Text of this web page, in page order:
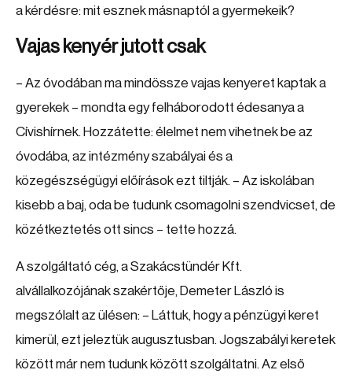
a kérdésre: mit esznek másnaptól a gyermekeik?
Vajas kenyér jutott csak
– Az óvodában ma mindössze vajas kenyeret kaptak a
gyerekek – mondta egy felháborodott édesanya a
Cívishírnek. Hozzátette: élelmet nem vihetnek be az
óvodába, az intézmény szabályai és a
közegészségügyi előírások ezt tiltják. – Az iskolában
kisebb a baj, oda be tudunk csomagolni szendvicset, de
közétkeztetés ott sincs – tette hozzá.
A szolgáltató cég, a Szakácstündér Kft.
alvállalkozójának szakértője, Demeter László is
megszólalt az ülésen: – Láttuk, hogy a pénzügyi keret
kimerül, ezt jeleztük augusztusban. Jogszabályi keretek
között már nem tudunk között szolgáltatni. Az első